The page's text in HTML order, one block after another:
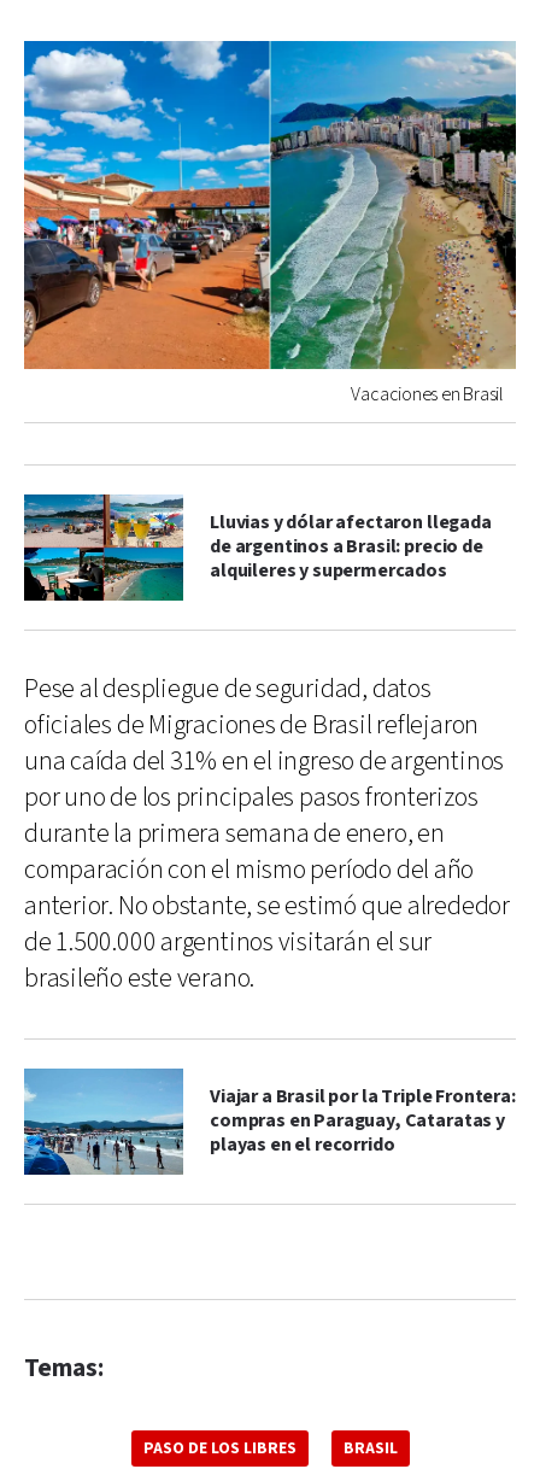
Vacaciones en Brasil
Lluvias y dólar afectaron llegada
de argentinos a Brasil: precio de
alquileres y supermercados
Pese al despliegue de seguridad, datos
oficiales de Migraciones de Brasil reflejaron
una caída del 31% en el ingreso de argentinos
por uno de los principales pasos fronterizos
durante la primera semana de enero, en
comparación con el mismo período del año
anterior. No obstante, se estimó que alrededor
de 1.500.000 argentinos visitarán el sur
brasileño este verano.
Viajar a Brasil por la Triple Frontera:
compras en Paraguay, Cataratas y
playas en el recorrido
Temas:
PASO DE LOS LIBRES BRASIL